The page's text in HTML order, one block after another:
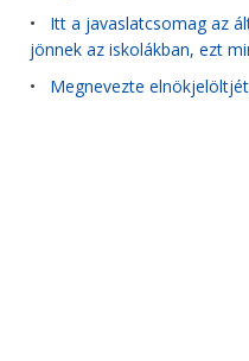
• Itt a javaslatcsomag az
jönnek az iskolákban, ezt
• Megnevezte